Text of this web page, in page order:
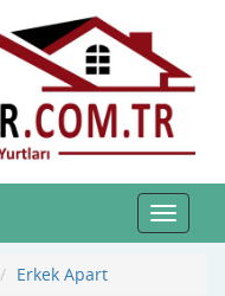
Toggle
Erkek Apart